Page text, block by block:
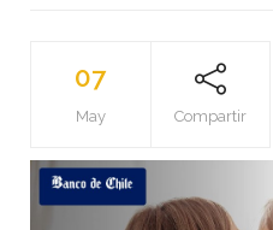
07
May Compartir